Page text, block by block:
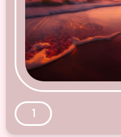
1